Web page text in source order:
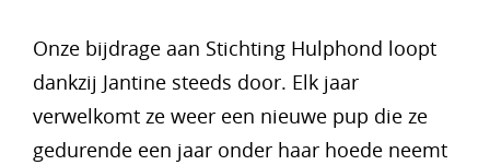
Onze bijdrage aan Stichting Hulphond loopt
dankzij Jantine steeds door. Elk jaar
verwelkomt ze weer een nieuwe pup die ze
gedurende een jaar onder haar hoede neemt